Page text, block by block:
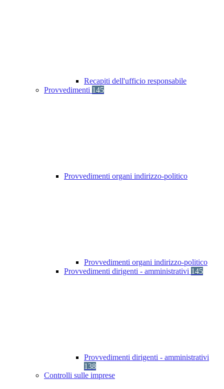
Recapiti dell'ufficio responsabile
Provvedimenti 145
Provvedimenti organi indirizzo-politico
Provvedimenti organi indirizzo-politico
Provvedimenti dirigenti - amministrativi 145
Provvedimenti dirigenti - amministrativi
138
Controlli sulle imprese